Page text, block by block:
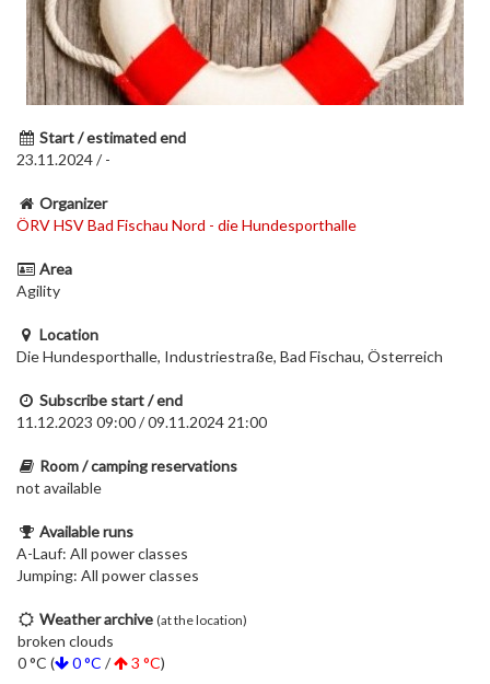
Start / estimated end
23.11.2024 / -
Organizer
ÖRV HSV Bad Fischau Nord - die Hundesporthalle
Area
Agility
Location
Die Hundesporthalle, Industriestraße, Bad Fischau, Österreich
Subscribe start / end
11.12.2023 09:00 / 09.11.2024 21:00
Room / camping reservations
not available
Available runs
A-Lauf: All power classes
Jumping: All power classes
Weather archive (at the location)
broken clouds
0 °C (
0 °C / 3 °C)